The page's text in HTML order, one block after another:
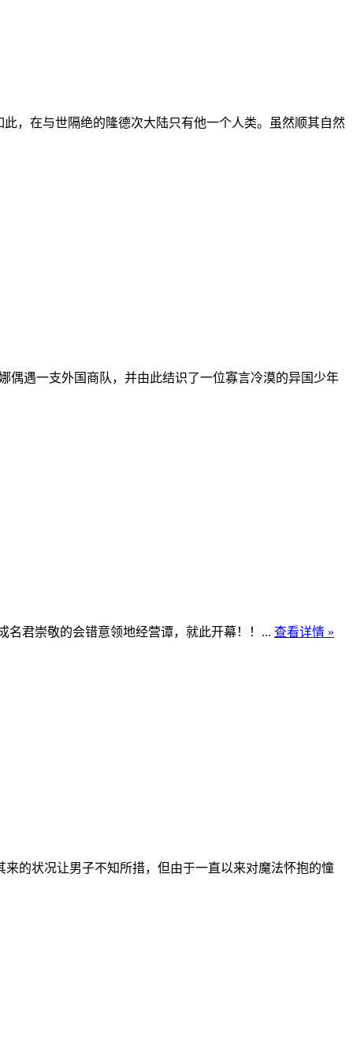
在与世隔绝的隆德次大陆只有他一个人类。虽然顺其自然
遇一支外国商队，并由此结识了一位寡言冷漠的异国少年
君崇敬的会错意领地经营谭，就此开幕！！... 查看详情 »
的状况让男子不知所措，但由于一直以来对魔法怀抱的憧